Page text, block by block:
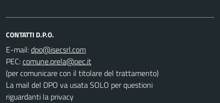
CONTATTI D.P.O.
E-mail:
PEC:
(per comunicare con il titolare del trattamento)
La mail del DPO va usata SOLO per questioni
riguardanti la privacy